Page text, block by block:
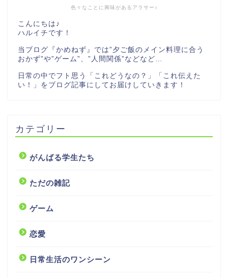
色々なことに興味があるアラサー♪
こんにちは♪
ハルイチです！
当ブログ『かめねず』では”夕ご飯のメイン料理に合う
おかず”や”ゲーム”、”人間関係”などなど…
日常の中でフト思う「これどうなの？」「これ伝えた
い！」をブログ記事にしてお届けしていきます！
カテゴリー
がんばる学生たち
ただの雑記
ゲーム
恋愛
日常生活のワンシーン